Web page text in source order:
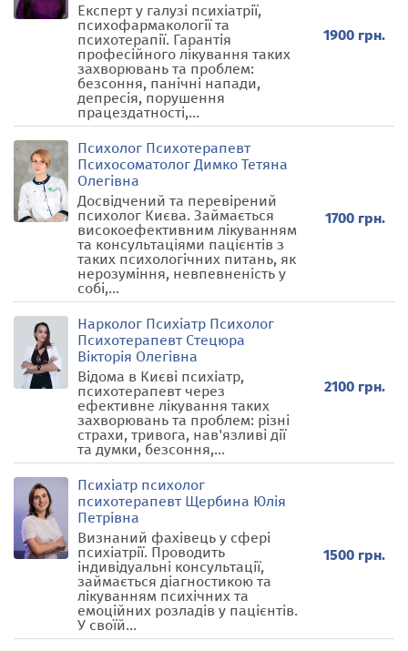
Експерт у галузі психіатрії,
психофармакології та
психотерапії. Гарантія
професійного лікування таких
захворювань та проблем:
безсоння, панічні напади,
депресія, порушення
працездатності,...
1900 грн.
Психолог Психотерапевт
Психосоматолог Димко Тетяна
Олегівна
Досвідчений та перевірений
психолог Києва. Займається
високоефективним лікуванням
та консультаціями пацієнтів з
таких психологічних питань, як
нерозуміння, невпевненість у
собі,...
1700 грн.
Нарколог Психіатр Психолог
Психотерапевт Стецюра
Вікторія Олегівна
Відома в Києві психіатр,
психотерапевт через
ефективне лікування таких
захворювань та проблем: різні
страхи, тривога, нав'язливі дії
та думки, безсоння,...
2100 грн.
Психіатр психолог
психотерапевт Щербина Юлія
Петрівна
Визнаний фахівець у сфері
психіатрії. Проводить
індивідуальні консультації,
займається діагностикою та
лікуванням психічних та
емоційних розладів у пацієнтів.
У своїй...
1500 грн.